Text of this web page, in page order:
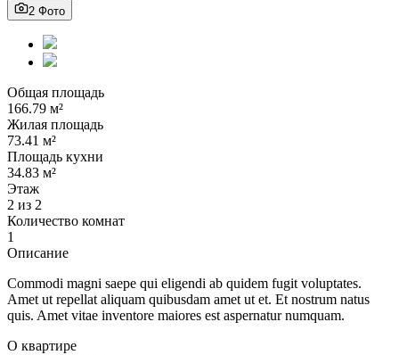
2 Фото
Общая площадь
166.79 м²
Жилая площадь
73.41 м²
Площадь кухни
34.83 м²
Этаж
2 из 2
Количество комнат
1
Описание
Commodi magni saepe qui eligendi ab quidem fugit voluptates.
Amet ut repellat aliquam quibusdam amet ut et. Et nostrum natus
quis. Amet vitae inventore maiores est aspernatur numquam.
О квартире